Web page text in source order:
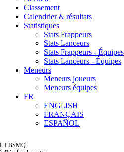
Classement
Calendrier & résultats
Statistiques
Stats Frappeurs
Stats Lanceurs
Stats Frappeurs - Équipes
Stats Lanceurs - Équipes
Meneurs
Meneurs joueurs
Meneurs équipes
FR
ENGLISH
FRANÇAIS
ESPAÑOL
LBSMQ